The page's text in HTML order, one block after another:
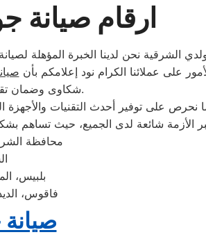
ارقام صيانة
الشرقية نحن لدينا الخبرة المؤهلة
على عملائنا الكرام نود إعلامكم بأن
شكاوى وضمان تقديم خدمة جيدة للاستفادة المثلى من خدماتنا.
نحرص على توفير أحدث التقنيات والأجهزة
الأزمة شائعة لدى الجميع، حيث تساهم
محافظة
بلبيس،
فاقوس،